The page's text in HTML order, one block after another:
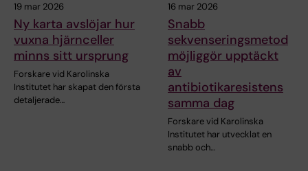
19 mar 2026
Ny karta avslöjar hur
vuxna hjärnceller
minns sitt ursprung
Forskare vid Karolinska
Institutet har skapat den första
detaljerade…
16 mar 2026
Snabb
sekvenseringsmetod
möjliggör upptäckt
av
antibiotikaresistens
samma dag
Forskare vid Karolinska
Institutet har utvecklat en
snabb och…